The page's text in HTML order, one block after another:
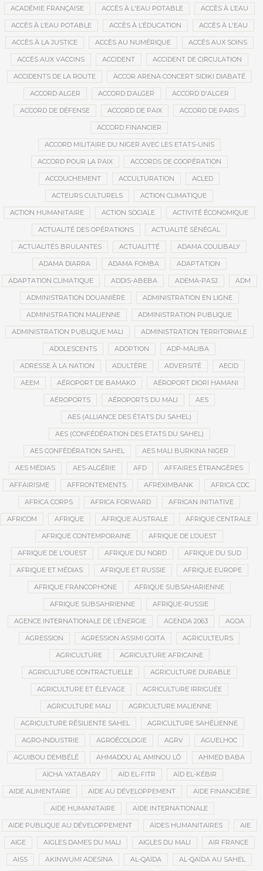
ACADÉMIE FRANÇAISE ACCÈS À L'EAU POTABLE ACCÈS À L’EAU
ACCÈS À L’EAU POTABLE ACCÈS À L’ÉDUCATION ACCÈS À L'EAU
ACCÈS À LA JUSTICE ACCÈS AU NUMÉRIQUE ACCÈS AUX SOINS
ACCÈS AUX VACCINS ACCIDENT ACCIDENT DE CIRCULATION
ACCIDENTS DE LA ROUTE ACCOR ARENA CONCERT SIDIKI DIABATÉ
ACCORD ALGER ACCORD D’ALGER ACCORD D'ALGER
ACCORD DE DÉFENSE ACCORD DE PAIX ACCORD DE PARIS
ACCORD FINANCIER
ACCORD MILITAIRE DU NIGER AVEC LES ETATS-UNIS
ACCORD POUR LA PAIX ACCORDS DE COOPÉRATION
ACCOUCHEMENT ACCULTURATION ACLED
ACTEURS CULTURELS ACTION CLIMATIQUE
ACTION HUMANITAIRE ACTION SOCIALE ACTIVITÉ ÉCONOMIQUE
ACTUALITÉ DES OPÉRATIONS ACTUALITÉ SÉNÉGAL
ACTUALITÉS BRULANTES ACTUALITTÉ ADAMA COULIBALY
ADAMA DIARRA ADAMA FOMBA ADAPTATION
ADAPTATION CLIMATIQUE ADDIS-ABEBA ADEMA-PASJ ADM
ADMINISTRATION DOUANIÈRE ADMINISTRATION EN LIGNE
ADMINISTRATION MALIENNE ADMINISTRATION PUBLIQUE
ADMINISTRATION PUBLIQUE MALI ADMINISTRATION TERRITORIALE
ADOLESCENTS ADOPTION ADP-MALIBA
ADRESSE À LA NATION ADULTÈRE ADVERSITÉ AECID
AEEM AÉROPORT DE BAMAKO AÉROPORT DIORI HAMANI
AÉROPORTS AÉROPORTS DU MALI AES
AES (ALLIANCE DES ÉTATS DU SAHEL)
AES (CONFÉDÉRATION DES ÉTATS DU SAHEL)
AES CONFÉDÉRATION SAHEL AES MALI BURKINA NIGER
AES MÉDIAS AES-ALGÉRIE AFD AFFAIRES ÉTRANGÈRES
AFFAIRISME AFFRONTEMENTS AFREXIMBANK AFRICA CDC
AFRICA CORPS AFRICA FORWARD AFRICAN INITIATIVE
AFRICOM AFRIQUE AFRIQUE AUSTRALE AFRIQUE CENTRALE
AFRIQUE CONTEMPORAINE AFRIQUE DE L’OUEST
AFRIQUE DE L'OUEST AFRIQUE DU NORD AFRIQUE DU SUD
AFRIQUE ET MÉDIAS AFRIQUE ET RUSSIE AFRIQUE EUROPE
AFRIQUE FRANCOPHONE AFRIQUE SUBSAHARIENNE
AFRIQUE SUBSAHRIENNE AFRIQUE-RUSSIE
AGENCE INTERNATIONALE DE L’ÉNERGIE AGENDA 2063 AGOA
AGRESSION AGRESSION ASSIMI GOITA AGRICULTEURS
AGRICULTURE AGRICULTURE AFRICAINE
AGRICULTURE CONTRACTUELLE AGRICULTURE DURABLE
AGRICULTURE ET ÉLEVAGE AGRICULTURE IRRIGUÉE
AGRICULTURE MALI AGRICULTURE MALIENNE
AGRICULTURE RÉSILIENTE SAHEL AGRICULTURE SAHÉLIENNE
AGRO-INDUSTRIE AGROÉCOLOGIE AGRV AGUELHOC
AGUIBOU DEMBÉLÉ AHMADOU AL AMINOU LÔ AHMED BABA
AÏCHA YATABARY AÏD EL-FITR AÏD EL-KÉBIR
AIDE ALIMENTAIRE AIDE AU DÉVELOPPEMENT AIDE FINANCIÈRE
AIDE HUMANITAIRE AIDE INTERNATIONALE
AIDE PUBLIQUE AU DÉVELOPPEMENT AIDES HUMANITAIRES AIE
AIGE AIGLES DAMES DU MALI AIGLES DU MALI AIR FRANCE
AISS AKINWUMI ADESINA AL-QAÏDA AL-QAÏDA AU SAHEL